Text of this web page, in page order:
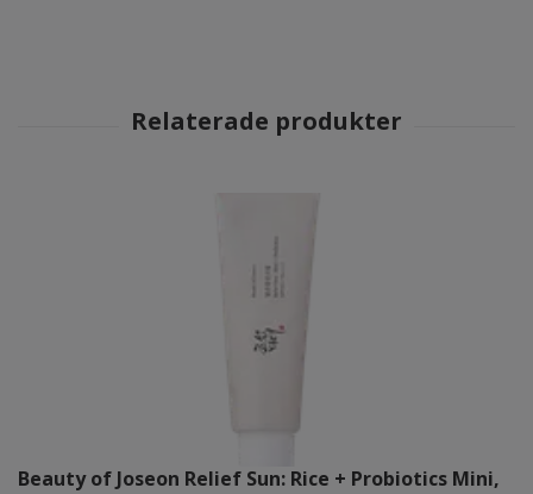
Beauty of Joseon Relief Sun: Rice + Probiotics Mini,